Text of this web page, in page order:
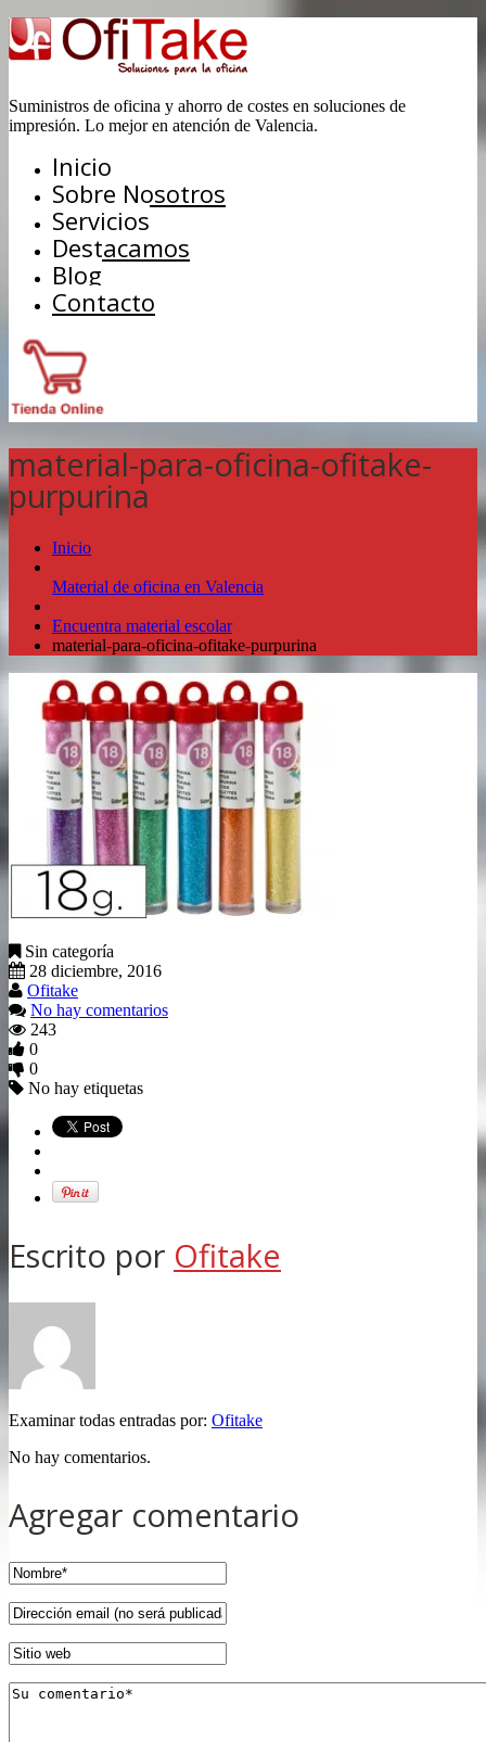
Suministros de oficina y ahorro de costes en soluciones de
impresión. Lo mejor en atención de Valencia.
Inicio
Sobre Nosotros
Servicios
Destacamos
Blog
Contacto
material-para-oficina-ofitake-
purpurina
Inicio
Material de oficina en Valencia
Encuentra material escolar
material-para-oficina-ofitake-purpurina
Sin categoría
28 diciembre, 2016
Ofitake
No hay comentarios
243
0
0
No hay etiquetas
Escrito por Ofitake
Examinar todas entradas por: Ofitake
No hay comentarios.
Agregar comentario